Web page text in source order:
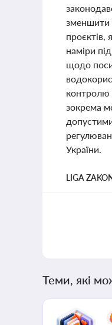
зменшити
проєктів,
наміри
щодо
контролю
зокрема
України.
LIGA
Теми, які